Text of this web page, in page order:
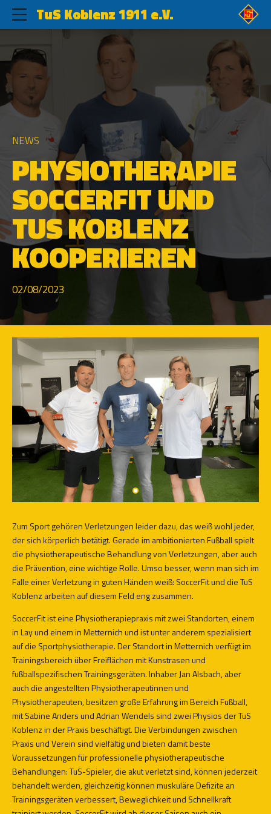
TuS Koblenz 1911 e.V.
NEWS
PHYSIOTHERAPIE
SOCCERFIT UND
TUS KOBLENZ
KOOPERIEREN
02/08/2023
Zum Sport gehören Verletzungen leider dazu, das weiß wohl jeder,
der sich körperlich betätigt. Gerade im ambitionierten Fußball spielt
die physiotherapeutische Behandlung von Verletzungen, aber auch
die Prävention, eine wichtige Rolle. Umso besser, wenn man sich im
Falle einer Verletzung in guten Händen weiß: SoccerFit und die TuS
Koblenz arbeiten auf diesem Feld eng zusammen.
SoccerFit ist eine Physiotherapiepraxis mit zwei Standorten, einem
in Lay und einem in Metternich und ist unter anderem spezialisiert
auf die Sportphysiotherapie. Der Standort in Metternich verfügt im
Trainingsbereich über Freiflächen mit Kunstrasen und
fußballspezifischen Trainingsgeräten. Inhaber Jan Alsbach, aber
auch die angestellten Physiotherapeutinnen und
Physiotherapeuten, besitzen große Erfahrung im Bereich Fußball,
mit Sabine Anders und Adrian Wendels sind zwei Physios der TuS
Koblenz in der Praxis beschäftigt. Die Verbindungen zwischen
Praxis und Verein sind vielfältig und bieten damit beste
Voraussetzungen für professionelle physiotherapeutische
Behandlungen: TuS-Spieler, die akut verletzt sind, können jederzeit
behandelt werden, gleichzeitig können muskuläre Defizite an
Trainingsgeräten verbessert, Beweglichkeit und Schnellkraft